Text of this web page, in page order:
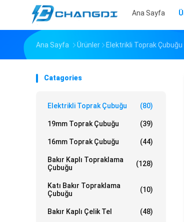
Ana Sayfa
Ana Sayfa Ürünler Elektrikli Toprak Çubuğu
Catagories
Elektrikli Toprak Çubuğu (80)
19mm Toprak Çubuğu (39)
16mm Toprak Çubuğu (44)
Bakır Kaplı Topraklama
Çubuğu
(128)
Katı Bakır Topraklama
Çubuğu
(10)
Bakır Kaplı Çelik Tel (48)